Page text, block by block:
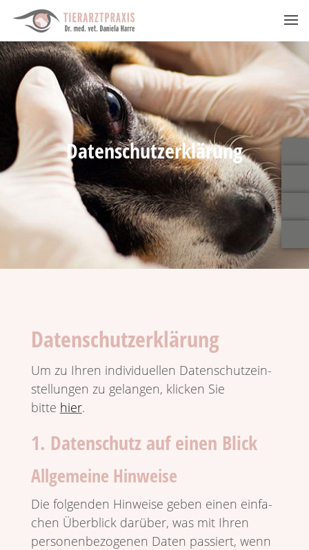
Datenschutzerklärung
Datenschutzerklärung
Um zu Ihren indi­vi­du­ellen Daten­schutz­ein­
stel­lungen zu gelangen, klicken Sie
bitte hier.
1. Datenschutz auf einen Blick
Allgemeine Hinweise
Die folgenden Hinweise geben einen einfa­
chen Über­blick darüber, was mit Ihren
perso­nen­be­zo­genen Daten passiert, wenn